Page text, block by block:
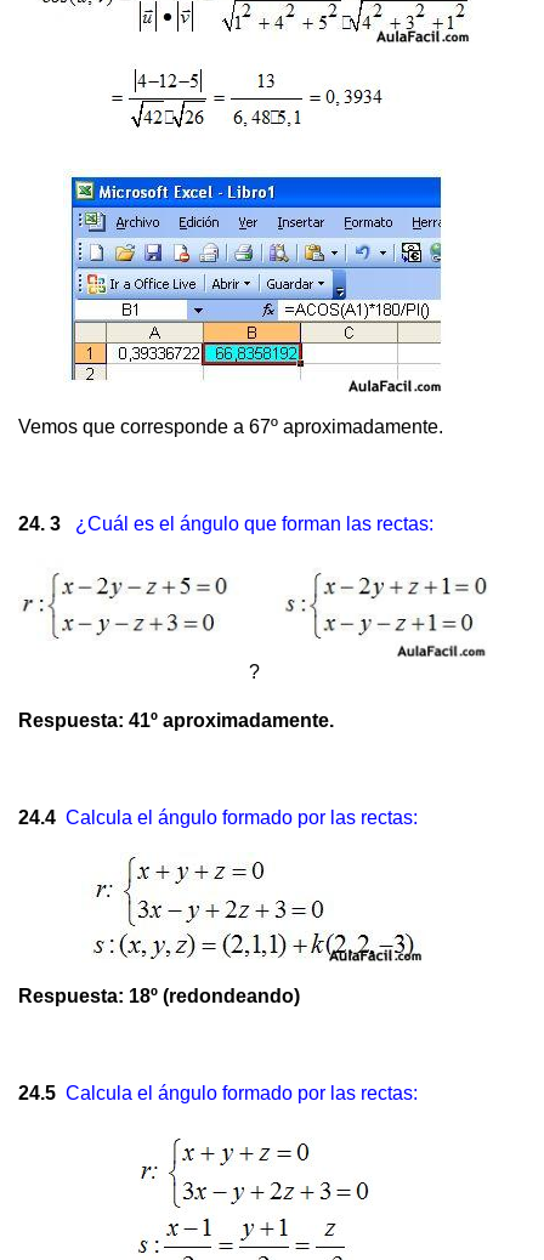
Vemos que corresponde a 67º aproximadamente.
24. 3 ¿Cuál es el ángulo que forman las rectas:
?
Respuesta: 41º aproximadamente.
24.4 Calcula el ángulo formado por las rectas:
Respuesta: 18º (redondeando)
24.5 Calcula el ángulo formado por las rectas: